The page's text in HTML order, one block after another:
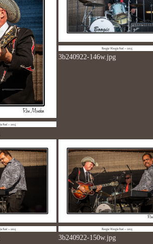
3b240922-146w.jpg
3b240922-150w.jpg